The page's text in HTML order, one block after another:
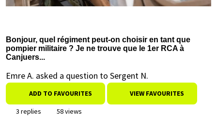
Bonjour, quel régiment peut-on choisir en tant que
pompier militaire ? Je ne trouve que le 1er RCA à
Canjuers...
Emre A. asked a question to Sergent N.
ADD TO FAVOURITES VIEW FAVOURITES
3 replies
58 views